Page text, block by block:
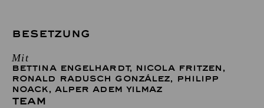
BESETZUNG
Mit
BETTINA ENGELHARDT, NICOLA FRITZEN ,
RONALD RADUSCH GONZÁLEZ, PHILIPP
NOACK, ALPER ADEM YILMAZ
TEAM